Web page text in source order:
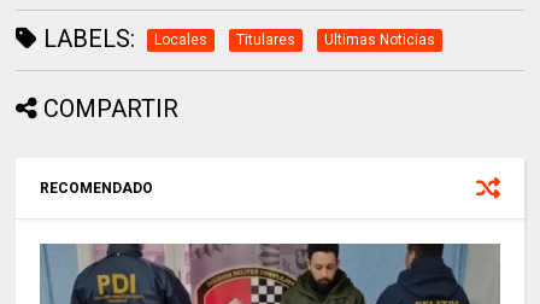
LABELS: Locales Titulares Ultimas Noticias
COMPARTIR
RECOMENDADO